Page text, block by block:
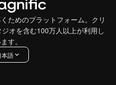
ためのプラットフォーム。クリ
オを含む100万人以上が利用し
す。
本語